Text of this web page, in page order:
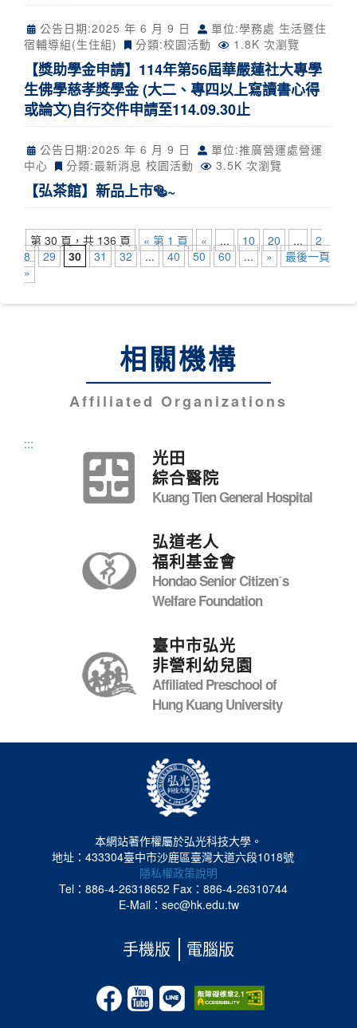
公告日期:2025 年 6 月 9 日
單位:學務處 生活暨住
宿輔導組(生住組)
分類:校園活動 1.8K 次瀏覽
【獎助學金申請】114年第56屆華嚴蓮社大專學
生佛學慈孝獎學金 (大二、專四以上寫讀書心得
或論文)自行交件申請至114.09.30止
公告日期:2025 年 6 月 9 日
單位:推廣營運處營運
中心
分類:最新消息 校園活動 3.5K 次瀏覽
【弘茶館】新品上市🥯~
第 30 頁，共 136 頁 « 第 1 頁 « ... 10 20 ...
2
8
29 30 31 32 ... 40 50 60 ... »
最後一頁
»
相關機構
Affiliated Organizations
:::
光田
綜合醫院
Kuang Tien General Hospital
弘道老人
福利基金會
Hondao Senior Citizenˊs
Welfare Foundation
臺中市弘光
非營利幼兒園
Affiliated Preschool of
Hung Kuang University
本網站著作權屬於弘光科技大學。
地址：433304臺中市沙鹿區臺灣大道六段1018號
隱私權政策說明
Tel：886-4-26318652 Fax：886-4-26310744
E-Mail：sec@hk.edu.tw
手機版 電腦版